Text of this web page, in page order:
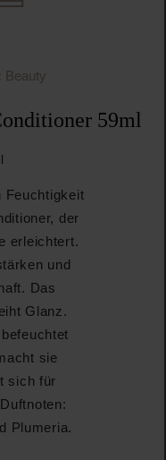
Beauty
59ml
Feuchtigkeit
der
erleichtert.
und
Das
Glanz.
sie
sich für
Plumeria.